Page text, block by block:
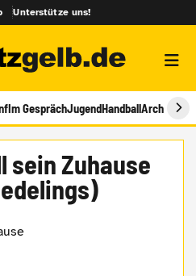
Unterstütze uns!
Im GesprächJugendHandballArchiv
sein Zuhause